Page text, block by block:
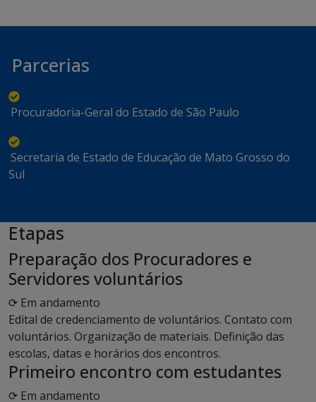
Parcerias
Procuradoria-Geral do Estado de São Paulo
Secretaria de Estado de Educação de Mato Grosso do
Sul
Etapas
Preparação dos Procuradores e
Servidores voluntários
⟳ Em andamento
Edital de credenciamento de voluntários. Contato com
voluntários. Organização de materiais. Definição das
escolas, datas e horários dos encontros.
Primeiro encontro com estudantes
⟳ Em andamento